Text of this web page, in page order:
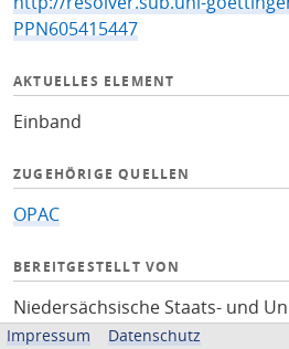
PPN605415447
AKTUELLES ELEMENT
Einband
ZUGEHÖRIGE QUELLEN
OPAC
BEREITGESTELLT VON
Niedersächsische Staats- und
Göttingen
Impressum Datenschutz